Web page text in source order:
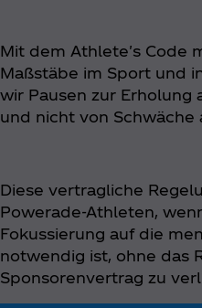
Mit dem Athlete's Code
Maßstäbe im Sport und
wir Pausen zur Erholung
und nicht von Schwäche
Diese vertragliche
Powerade-Athleten,
Fokussierung auf die
notwendig ist, ohne das
Sponsorenvertrag zu